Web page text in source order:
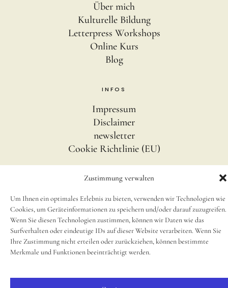
Zustimmung verwalten
Um Ihnen ein optimales Erlebnis zu bieten, verwenden wir Technologien wie
Cookies, um Geräteinformationen zu speichern und/oder darauf zuzugreifen.
Wenn Sie diesen Technologien zustimmen, können wir Daten wie das
Surfverhalten oder eindeutige IDs auf dieser Website verarbeiten. Wenn Sie
Ihre Zustimmung nicht erteilen oder zurückziehen, können bestimmte
Merkmale und Funktionen beeinträchtigt werden.
Über mich
Kulturelle Bildung
Letterpress Workshops
Online Kurs
Blog
INFOS
Impressum
Disclaimer
newsletter
Cookie Richtlinie (EU)
SOCIAL
Instagram
© 2025, Small Caps Print Studio